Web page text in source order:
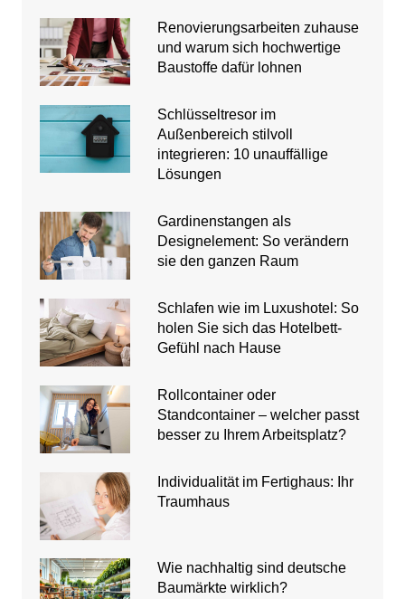
Renovierungsarbeiten zuhause
und warum sich hochwertige
Baustoffe dafür lohnen
Schlüsseltresor im
Außenbereich stilvoll
integrieren: 10 unauffällige
Lösungen
Gardinenstangen als
Designelement: So verändern
sie den ganzen Raum
Schlafen wie im Luxushotel: So
holen Sie sich das Hotelbett-
Gefühl nach Hause
Rollcontainer oder
Standcontainer – welcher passt
besser zu Ihrem Arbeitsplatz?
Individualität im Fertighaus: Ihr
Traumhaus
Wie nachhaltig sind deutsche
Baumärkte wirklich?